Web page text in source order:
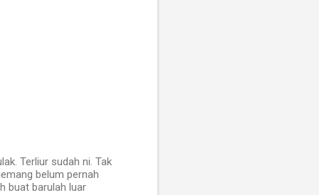
Terliur sudah ni. Tak
belum pernah
buat barulah luar